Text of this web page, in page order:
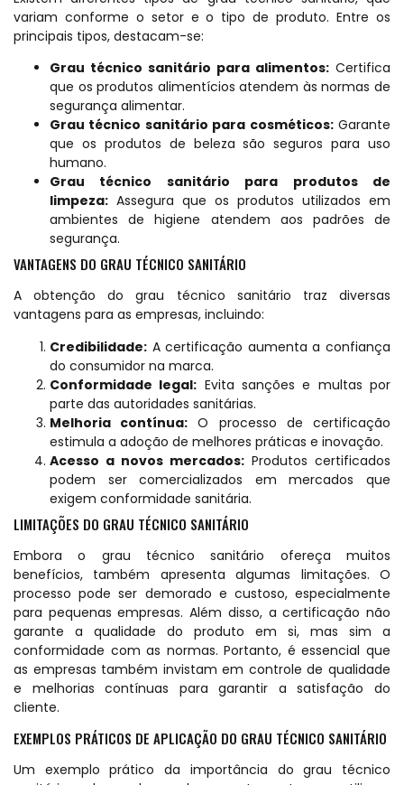
variam conforme o setor e o tipo de produto. Entre os
principais tipos, destacam-se:
Grau técnico sanitário para alimentos: Certifica
que os produtos alimentícios atendem às normas de
segurança alimentar.
Grau técnico sanitário para cosméticos:Garante
que os produtos de beleza são seguros para uso
humano.
Grau técnico sanitário para produtos de
limpeza: Assegura que os produtos utilizados em
ambientes de higiene atendem aos padrões de
segurança.
VANTAGENS DO GRAU TÉCNICO SANITÁRIO
A obtenção do grau técnico sanitário traz diversas
vantagens para as empresas, incluindo:
Credibilidade: A certificação aumenta a confiança
do consumidor na marca.
Conformidade legal: Evita sanções e multas por
parte das autoridades sanitárias.
Melhoria contínua: O processo de certificação
estimula a adoção de melhores práticas e inovação.
Acesso a novos mercados: Produtos certificados
podem ser comercializados em mercados que
exigem conformidade sanitária.
LIMITAÇÕES DO GRAU TÉCNICO SANITÁRIO
Embora o grau técnico sanitário ofereça muitos
benefícios, também apresenta algumas limitações. O
processo pode ser demorado e custoso, especialmente
para pequenas empresas. Além disso, a certificação não
garante a qualidade do produto em si, mas sim a
conformidade com as normas. Portanto, é essencial que
as empresas também invistam em controle de qualidade
e melhorias contínuas para garantir a satisfação do
cliente.
EXEMPLOS PRÁTICOS DE APLICAÇÃO DO GRAU TÉCNICO SANITÁRIO
Um exemplo prático da importância do grau técnico